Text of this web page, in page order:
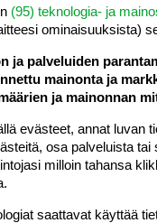
voi vielä sanoa
saaminen
supistellut tuntuvasti
jo kättärille kun
puhelussa taisi olla
(95) teknologia- ja
ominaisuuk­sista)
ja palveluiden
mainonta ja
ja mainonnan
evästeet, annat luvan
osa palveluista tai
milloin tahansa
saattavat käyttää